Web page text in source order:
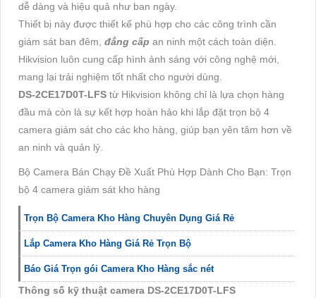
dễ dàng và hiệu quả như ban ngày.
Thiết bị này được thiết kế phù hợp cho các công trình cần
giám sát ban đêm, đẳng cấp an ninh một cách toàn diện.
Hikvision luôn cung cấp hình ảnh sáng với công nghệ mới,
mang lại trải nghiệm tốt nhất cho người dùng.
DS-2CE17D0T-LFS từ Hikvision không chỉ là lựa chọn hàng
đầu mà còn là sự kết hợp hoàn hảo khi lắp đặt trọn bộ 4
camera giám sát cho các kho hàng, giúp bạn yên tâm hơn về
an ninh và quản lý.
Bộ Camera Bán Chạy Đề Xuất Phù Hợp Dành Cho Bạn: Trọn
bộ 4 camera giám sát kho hàng
Trọn Bộ Camera Kho Hàng Chuyên Dụng Giá Rẻ
Lắp Camera Kho Hàng Giá Rẻ Trọn Bộ
Báo Giá Trọn gói Camera Kho Hàng sắc nét
Thông số kỹ thuật camera DS-2CE17D0T-LFS